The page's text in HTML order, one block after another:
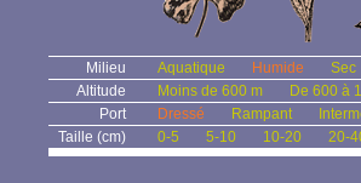
Milieu Aquatique Humide
Sec
Altitude
Moins de 600 m
De 600 à
Port
Dressé Rampant
Taille (cm)
0-5 5-10 10-20 20-